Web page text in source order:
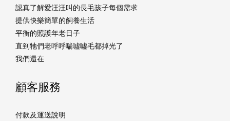
認真了解愛汪汪叫的長毛孩子每個需求
提供快樂簡單的飼養生活
平衡的照護年老日子
直到牠們老呼呼喘噓噓毛都掉光了
我們還在
顧客服務
付款及運送說明